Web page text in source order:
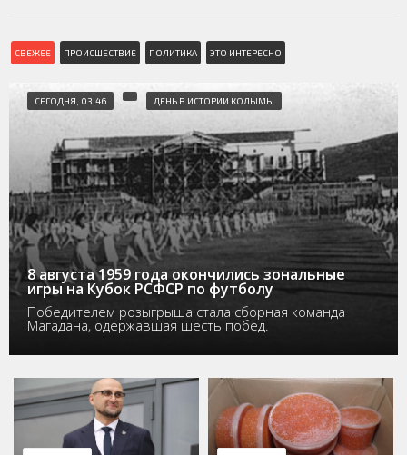
СВЕЖЕЕ ПРОИСШЕСТВИЕ ПОЛИТИКА ЭТО ИНТЕРЕСНО
СЕГОДНЯ, 03:46 ДЕНЬ В ИСТОРИИ КОЛЫМЫ
8 августа 1959 года окончились зональные
игры на Кубок РСФСР по футболу
Победителем розыгрыша стала сборная команда
Магадана, одержавшая шесть побед.